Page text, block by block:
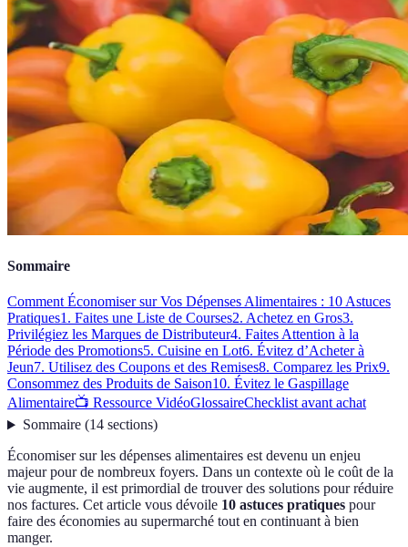
Sommaire
Comment Économiser sur Vos Dépenses Alimentaires : 10 Astuces
Pratiques1. Faites une Liste de Courses2. Achetez en Gros3.
Privilégiez les Marques de Distributeur4. Faites Attention à la
Période des Promotions5. Cuisine en Lot6. Évitez d’Acheter à
Jeun7. Utilisez des Coupons et des Remises8. Comparez les Prix9.
Consommez des Produits de Saison10. Évitez le Gaspillage
Alimentaire📺 Ressource VidéoGlossaireChecklist avant achat
Sommaire(14 sections)
Économiser sur les dépenses alimentaires est devenu un enjeu
majeur pour de nombreux foyers. Dans un contexte où le coût de la
vie augmente, il est primordial de trouver des solutions pour réduire
nos factures. Cet article vous dévoile 10 astuces pratiques pour
faire des économies au supermarché tout en continuant à bien
manger.